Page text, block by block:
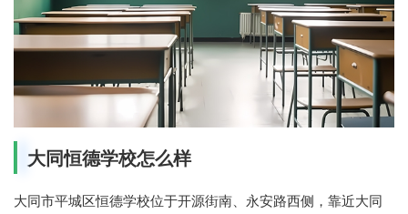
大同恒德学校怎么样
大同市平城区恒德学校位于开源街南、永安路西侧，靠近大同